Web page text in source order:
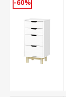
-60%